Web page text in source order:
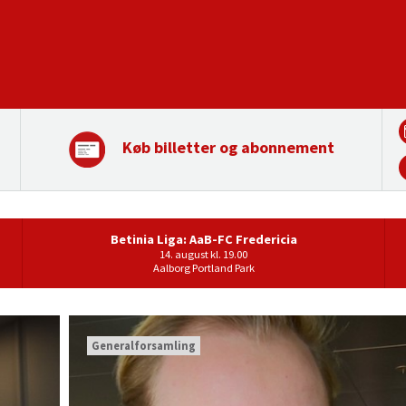
Køb billetter og abonnement
Betinia Liga: AaB-FC Fredericia
14. august kl. 19.00
Aalborg Portland Park
Generalforsamling